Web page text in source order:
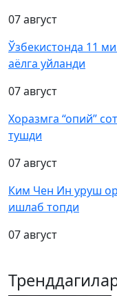
07 август
Ўзбекистонда 11
аёлга уйланди
07 август
Хоразмга “опий”
тушди
07 август
Ким Чен Ин уруш
ишлаб топди
07 август